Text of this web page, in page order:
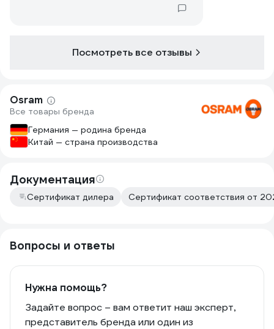
Посмотреть все отзывы
Osram
Все товары бренда
Германия — родина бренда
Китай — страна производства
Документация
Сертификат дилера Сертификат соответствия от
Вопросы и ответы
Нужна помощь?
Задайте вопрос – вам ответит наш эксперт,
представитель бренда или один из